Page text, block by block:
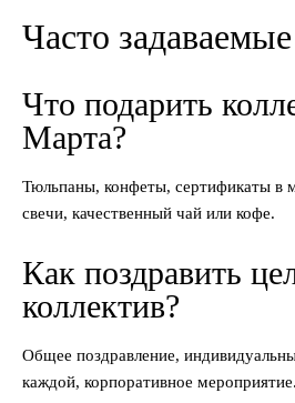
Часто
Что подарить
Марта?
Тюльпаны, конфеты, сертификаты в
свечи, качественный чай или кофе.
Как поздравить
коллектив?
Общее поздравление,
каждой, корпоративное мероприятие.